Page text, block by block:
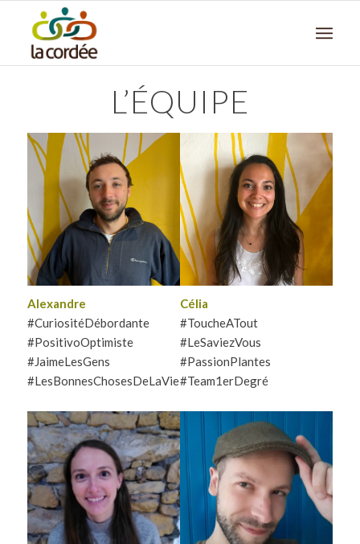
L’ÉQUIPE
Alexandre est un touche à
tout, qui aime la vie et les
gens. Il aime les bonnes
choses : bien manger, bien
boire, rire beaucoup. Mais
surtout la musique qui prend
une grande place dans sa vie.
Alexandre
#CuriositéDébordante
#PositivoOptimiste
#JaimeLesGens
#LesBonnesChosesDeLaVie
Enthousiaste et curieuse,
Célia aime apprendre des
choses, surtout si on parle
de plantes ! Elle sera
toujours partante pour
entendre vos meilleures
anecdotes et vos plus beaux
jeux de mots.
Célia
#ToucheATout
#LeSaviezVous
#PassionPlantes
#Team1erDegré
Coleen aime les rencontres,
les apéros, la cuisine, la
rando, le yoga, la
méditation….bref tout ce qui
rassemble et permet de
prendre soin de soi.
Breton voyageur, Jérémie
pilote l’activité globale de La
Cordée et s’assure que
l’équipe a le bon cadre pour
travailler !